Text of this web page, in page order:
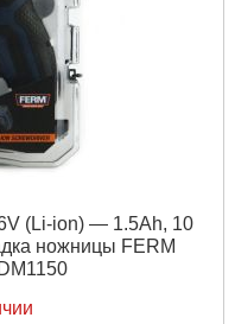
(Li-ion) — 1.5Ah, 10
ножницы FERM